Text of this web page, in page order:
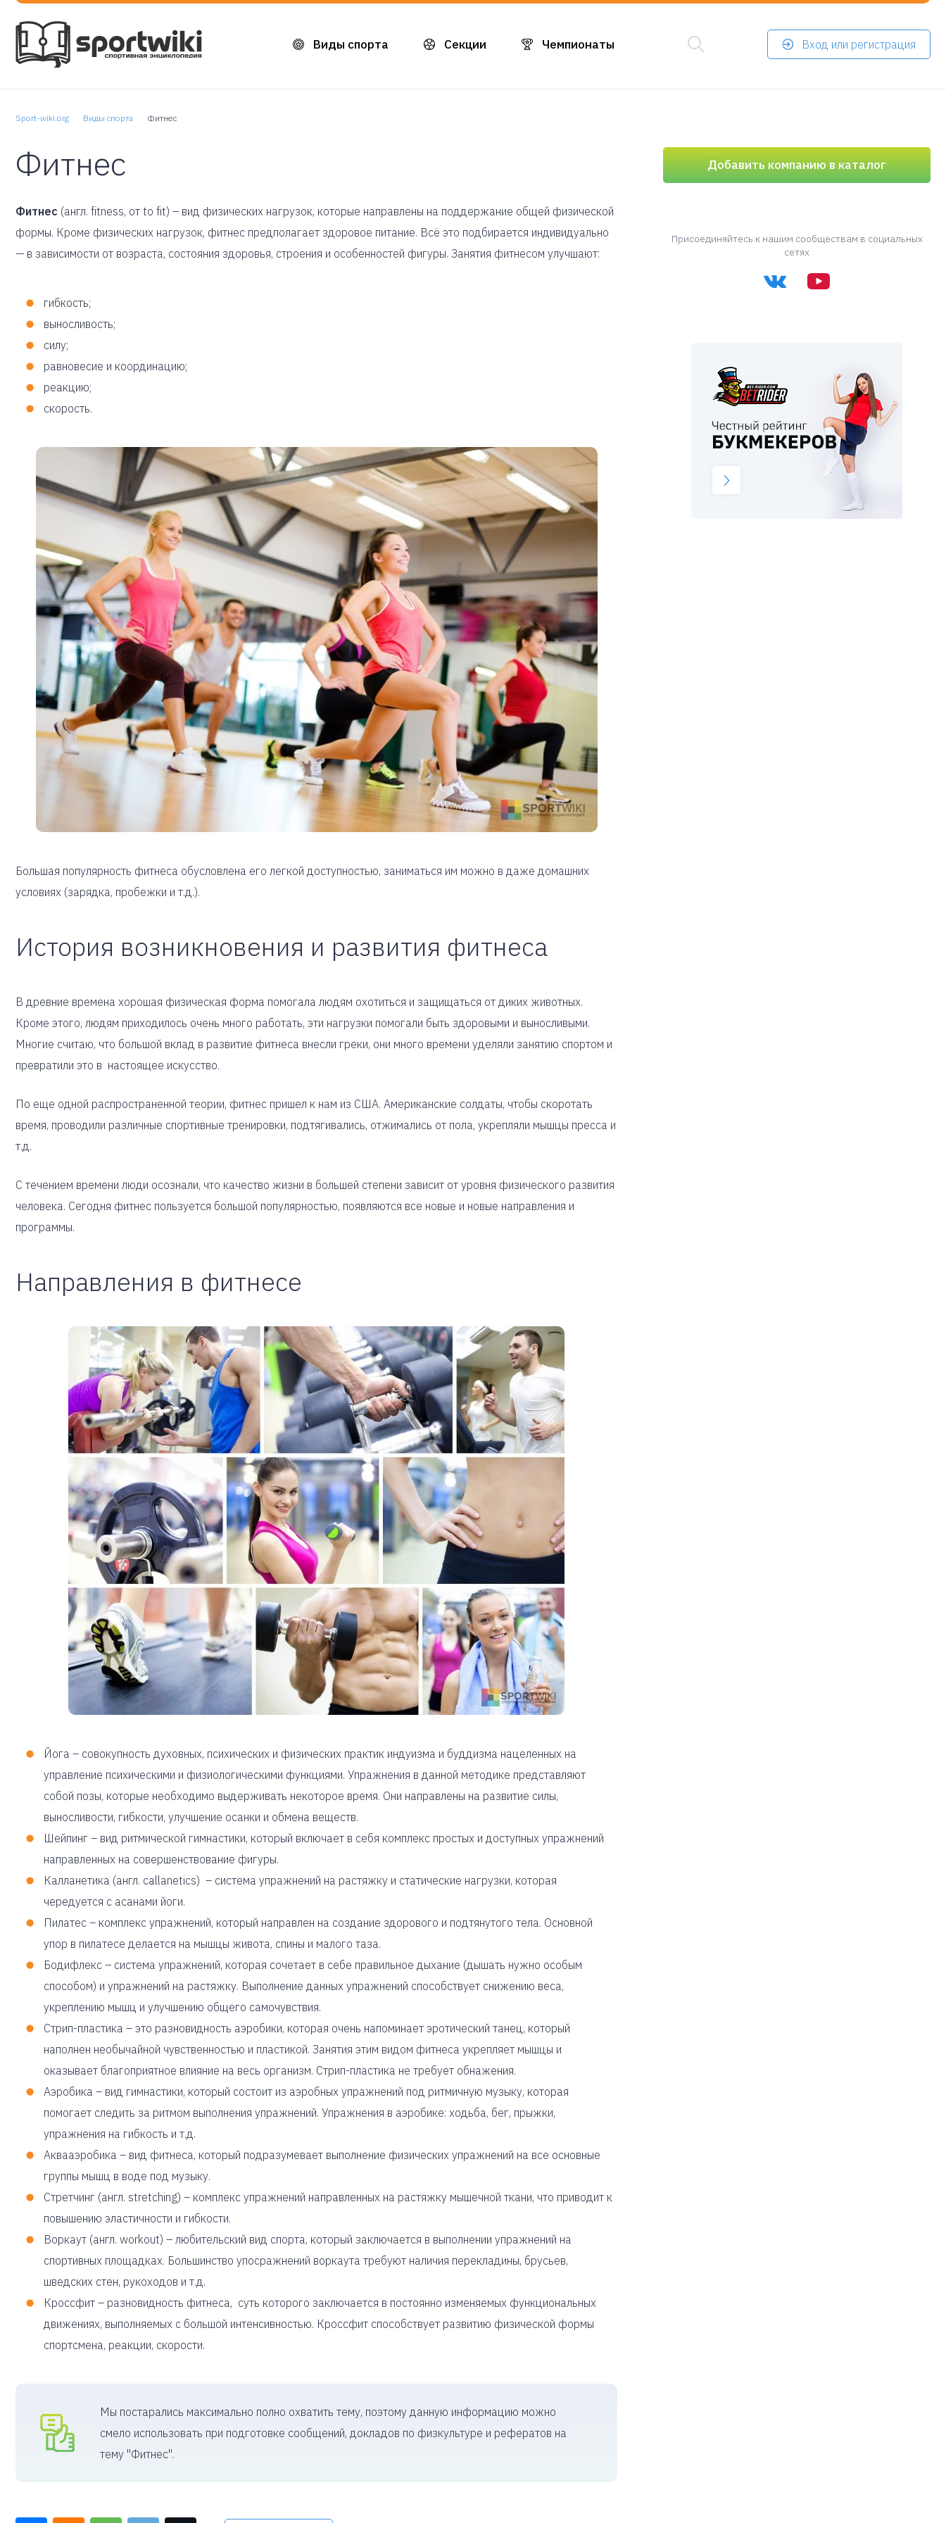
Виды спорта Секции Чемпионаты Вход или регистрация
Sport-wiki.org Виды спорта Фитнес
Фитнес
Фитнес (англ. fitness, от to fit) – вид физических нагрузок, которые направлены на поддержание общей физической
формы. Кроме физических нагрузок, фитнес предполагает здоровое питание. Всё это подбирается индивидуально
— в зависимости от возраста, состояния здоровья, строения и особенностей фигуры. Занятия фитнесом улучшают:
гибкость;
выносливость;
силу;
равновесие и координацию;
реакцию;
скорость.
Большая популярность фитнеса обусловлена его легкой доступностью, заниматься им можно в даже домашних
условиях (зарядка, пробежки и т.д.).
История возникновения и развития фитнеса
В древние времена хорошая физическая форма помогала людям охотиться и защищаться от диких животных.
Кроме этого, людям приходилось очень много работать, эти нагрузки помогали быть здоровыми и выносливыми.
Многие считаю, что большой вклад в развитие фитнеса внесли греки, они много времени уделяли занятию спортом и
превратили это в настоящее искусство.
По еще одной распространенной теории, фитнес пришел к нам из США. Американские солдаты, чтобы скоротать
время, проводили различные спортивные тренировки, подтягивались, отжимались от пола, укрепляли мышцы пресса и
т.д.
С течением времени люди осознали, что качество жизни в большей степени зависит от уровня физического развития
человека. Сегодня фитнес пользуется большой популярностью, появляются все новые и новые направления и
программы.
Направления в фитнесе
Йога – совокупность духовных, психических и физических практик индуизма и буддизма нацеленных на
управление психическими и физиологическими функциями. Упражнения в данной методике представляют
собой позы, которые необходимо выдерживать некоторое время. Они направлены на развитие силы,
выносливости, гибкости, улучшение осанки и обмена веществ.
Шейпинг – вид ритмической гимнастики, который включает в себя комплекс простых и доступных упражнений
направленных на совершенствование фигуры.
Калланетика (англ. callanetics) – система упражнений на растяжку и статические нагрузки, которая
чередуется с асанами йоги.
Пилатес – комплекс упражнений, который направлен на создание здорового и подтянутого тела. Основной
упор в пилатесе делается на мышцы живота, спины и малого таза.
Бодифлекс – система упражнений, которая сочетает в себе правильное дыхание (дышать нужно особым
способом) и упражнений на растяжку. Выполнение данных упражнений способствует снижению веса,
укреплению мышц и улучшению общего самочувствия.
Стрип-пластика – это разновидность аэробики, которая очень напоминает эротический танец, который
наполнен необычайной чувственностью и пластикой. Занятия этим видом фитнеса укрепляет мышцы и
оказывает благоприятное влияние на весь организм. Стрип-пластика не требует обнажения.
Аэробика – вид гимнастики, который состоит из аэробных упражнений под ритмичную музыку, которая
помогает следить за ритмом выполнения упражнений. Упражнения в аэробике: ходьба, бег, прыжки,
упражнения на гибкость и т.д.
Аквааэробика – вид фитнеса, который подразумевает выполнение физических упражнений на все основные
группы мышц в воде под музыку.
Стретчинг (англ. stretching) – комплекс упражнений направленных на растяжку мышечной ткани, что приводит к
повышению эластичности и гибкости.
Воркаут (англ. workout) – любительский вид спорта, который заключается в выполнении упражнений на
спортивных площадках. Большинство упосражнений воркаута требуют наличия перекладины, брусьев,
шведских стен, рукоходов и т.д.
Кроссфит – разновидность фитнеса, суть которого заключается в постоянно изменяемых функциональных
движениях, выполняемых с большой интенсивностью. Кроссфит способствует развитию физической формы
спортсмена, реакции, скорости.
Мы постарались максимально полно охватить тему, поэтому данную информацию можно
смело использовать при подготовке сообщений, докладов по физкультуре и рефератов на
тему "Фитнес".
Добавить компанию в каталог
Присоединяйтесь к нашим сообществам в социальных
сетях